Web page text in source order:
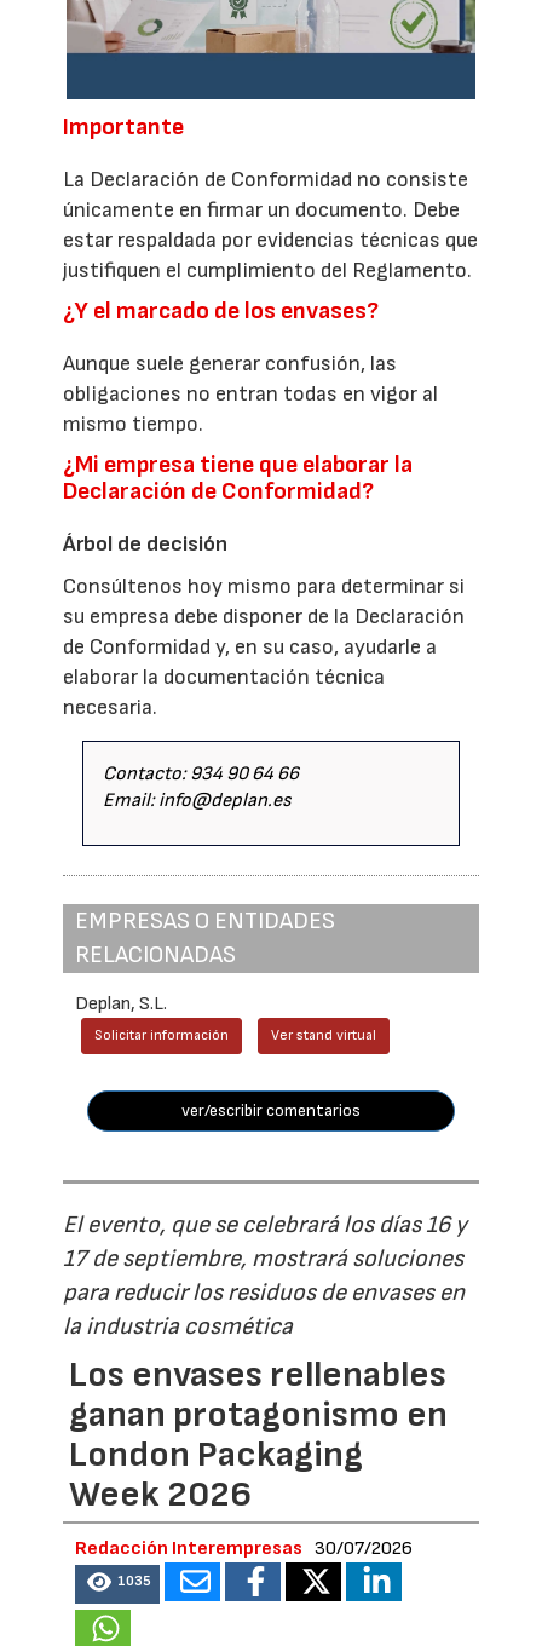
Importante
La Declaración de Conformidad no consiste
únicamente en firmar un documento. Debe
estar respaldada por evidencias técnicas que
justifiquen el cumplimiento del Reglamento.
¿Y el marcado de los envases?
Aunque suele generar confusión, las
obligaciones no entran todas en vigor al
mismo tiempo.
¿Mi empresa tiene que elaborar la
Declaración de Conformidad?
Árbol de decisión
Consúltenos hoy mismo para determinar si
su empresa debe disponer de la Declaración
de Conformidad y, en su caso, ayudarle a
elaborar la documentación técnica
necesaria.
Contacto: 934 90 64 66
Email: info@deplan.es
EMPRESAS O ENTIDADES
RELACIONADAS
Deplan, S.L.
Solicitar información Ver stand virtual
ver/escribir comentarios
El evento, que se celebrará los días 16 y
17 de septiembre, mostrará soluciones
para reducir los residuos de envases en
la industria cosmética
Los envases rellenables
ganan protagonismo en
London Packaging
Week 2026
Redacción Interempresas 30/07/2026
1035